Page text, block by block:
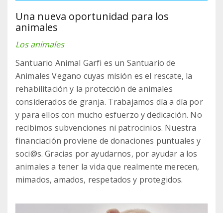
Una nueva oportunidad para los
animales
Los animales
Santuario Animal Garfi es un Santuario de
Animales Vegano cuyas misión es el rescate, la
rehabilitación y la protección de animales
considerados de granja. Trabajamos día a día por
y para ellos con mucho esfuerzo y dedicación. No
recibimos subvenciones ni patrocinios. Nuestra
financiación proviene de donaciones puntuales y
soci@s. Gracias por ayudarnos, por ayudar a los
animales a tener la vida que realmente merecen,
mimados, amados, respetados y protegidos.